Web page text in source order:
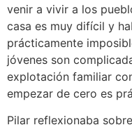
venir a vivir a los
casa es muy difícil y
prácticamente
jóvenes son
explotación familiar
empezar de cero es
Pilar reflexionaba